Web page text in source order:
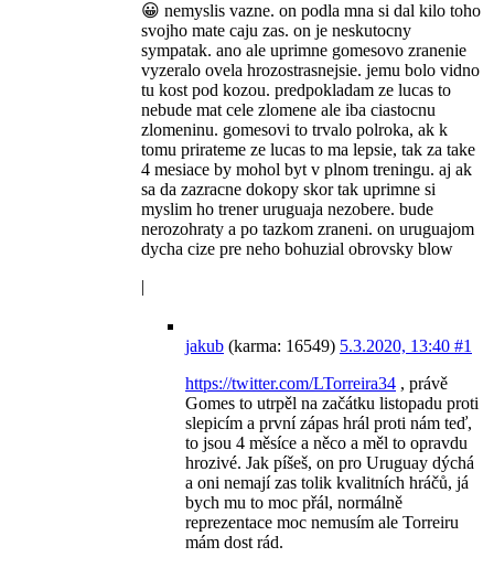
😀 nemyslis vazne. on podla mna si dal kilo toho
svojho mate caju zas. on je neskutocny
sympatak. ano ale uprimne gomesovo zranenie
vyzeralo ovela hrozostrasnejsie. jemu bolo vidno
tu kost pod kozou. predpokladam ze lucas to
nebude mat cele zlomene ale iba ciastocnu
zlomeninu. gomesovi to trvalo polroka, ak k
tomu prirateme ze lucas to ma lepsie, tak za take
4 mesiace by mohol byt v plnom treningu. aj ak
sa da zazracne dokopy skor tak uprimne si
myslim ho trener uruguaja nezobere. bude
nerozohraty a po tazkom zraneni. on uruguajom
dycha cize pre neho bohuzial obrovsky blow
|
jakub (karma: 16549) 5.3.2020, 13:40 #1
https://twitter.com/LTorreira34 , právě
Gomes to utrpěl na začátku listopadu proti
slepicím a první zápas hrál proti nám teď,
to jsou 4 měsíce a něco a měl to opravdu
hrozivé. Jak píšeš, on pro Uruguay dýchá
a oni nemají zas tolik kvalitních hráčů, já
bych mu to moc přál, normálně
reprezentace moc nemusím ale Torreiru
mám dost rád.